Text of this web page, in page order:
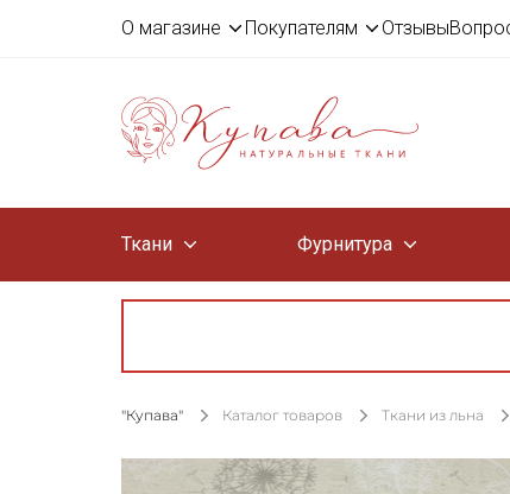
О магазине Покупателям Отзывы
Ткани Фурнитура
"Купава" Каталог товаров Ткани из льна